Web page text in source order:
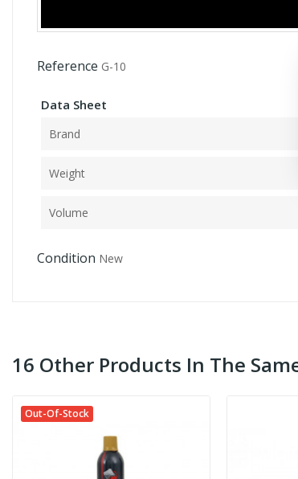
Reference G-10
Data Sheet
Brand
Weight
Volume
Condition New
16 Other Products In The
Out-Of-Stock